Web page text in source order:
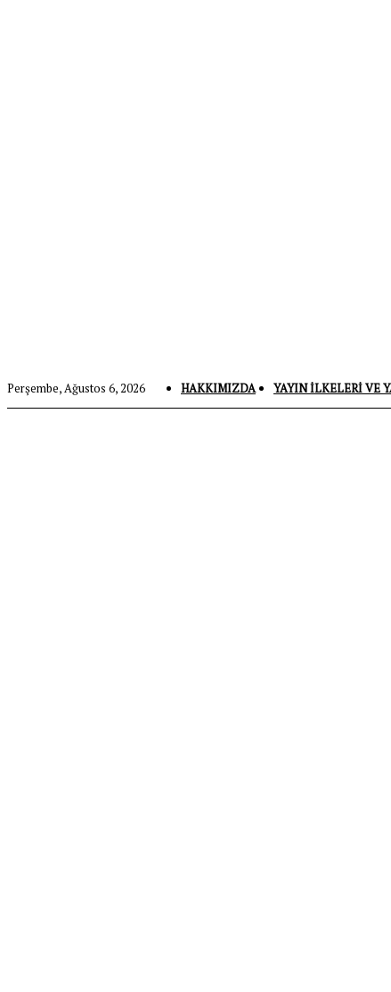
Perşembe, Ağustos 6, 2026 HAKKIMIZDA YAYIN İLKELERI VE